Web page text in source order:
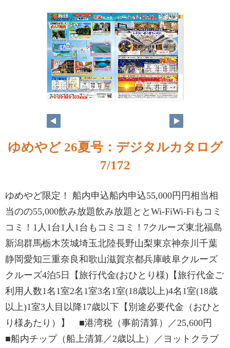
ゆめやど 26夏号：デジタルカタログ
7/172
ゆめやど限定！ 船内申込船内申込55,000円円相当相
当のの55,000飲み放題飲み放題ととWi-FiWi-Fiもコミ
コミ！1人1台1人1台もコミコミ！7クルーズ東北福島
新潟群馬栃木茨城埼玉北陸長野山梨東京神奈川千葉
静岡愛知三重奈良和歌山滋賀京都兵庫岐阜クルーズ
クルーズ4泊5日【旅行代金(おひとり様)【旅行代金ご
利用人数1名1室2名1室3名1室(18歳以上)4名1室(18歳
以上)1室3人目以降17歳以下【別途必要代金（おひと
り様あたり）】 ■港湾税（事前清算）／25,600円
■船内チップ（船上清算／2歳以上）／ヨットクラブ